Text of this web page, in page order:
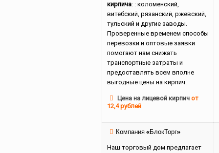
кирпича: : коломенский,
витебский, рязанский, ржевский,
тульский и другие заводы.
Проверенные временем способы
перевозки и оптовые заявки
помогают нам снижать
транспортные затраты и
предоставлять всем вполне
выгодные цены на кирпич.
Цена на лицевой кирпичот
12,4 рублей
Компания «БлокТорг»
Наш торговый дом предлагает